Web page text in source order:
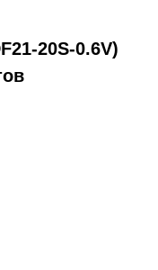
20S-0.6V)